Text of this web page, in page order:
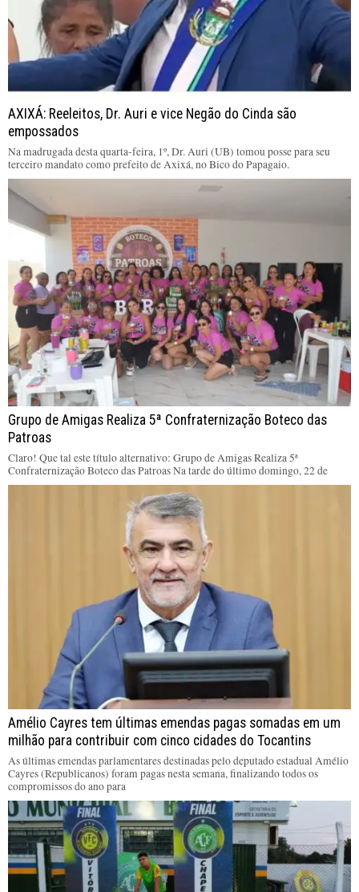
AXIXÁ: Reeleitos, Dr. Auri e vice Negão do Cinda são
empossados
Na madrugada desta quarta-feira, 1º, Dr. Auri (UB) tomou posse para seu
terceiro mandato como prefeito de Axixá, no Bico do Papagaio.
Grupo de Amigas Realiza 5ª Confraternização Boteco das
Patroas
Claro! Que tal este título alternativo: Grupo de Amigas Realiza 5ª
Confraternização Boteco das Patroas Na tarde do último domingo, 22 de
Amélio Cayres tem últimas emendas pagas somadas em um
milhão para contribuir com cinco cidades do Tocantins
As últimas emendas parlamentares destinadas pelo deputado estadual Amélio
Cayres (Republicanos) foram pagas nesta semana, finalizando todos os
compromissos do ano para